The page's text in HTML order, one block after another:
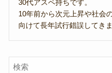
30代アスペ持ちです。
10年前から次元上昇や社会
向けて長年試行錯誤してきま